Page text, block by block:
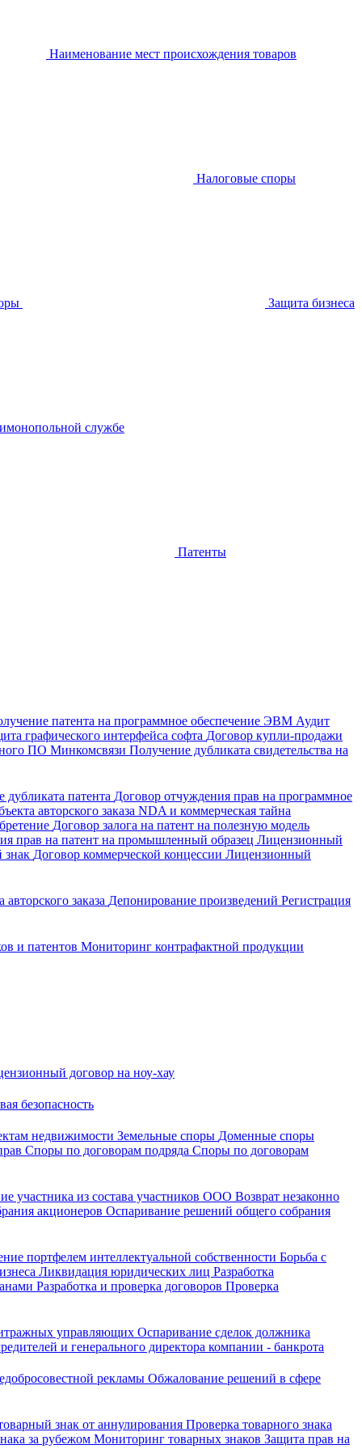
Наименование мест происхождения товаров
Налоговые споры
Защита бизнеса
службе
Патенты
патента на программное обеспечение ЭВМ Аудит
графического интерфейса софта Договор купли-продажи
ПО Минкомсвязи Получение дубликата свидетельства на
дубликата патента Договор отчуждения прав на программное
авторского заказа NDA и коммерческая тайна
Договор залога на патент на полезную модель
прав на патент на промышленный образец Лицензионный
знак Договор коммерческой концессии Лицензионный
заказа Депонирование произведений Регистрация
и патентов Мониторинг контрафактной продукции
договор на ноу-хау
безопасность
недвижимости Земельные споры Доменные споры
Споры по договорам подряда Споры по договорам
участника из состава участников ООО Возврат незаконно
акционеров Оспаривание решений общего собрания
портфелем интеллектуальной собственности Борьба с
Ликвидация юридических лиц Разработка
Разработка и проверка договоров Проверка
управляющих Оспаривание сделок должника
и генерального директора компании - банкрота
рекламы Обжалование решений в сфере
знак от аннулирования Проверка товарного знака
за рубежом Мониторинг товарных знаков Защита прав на